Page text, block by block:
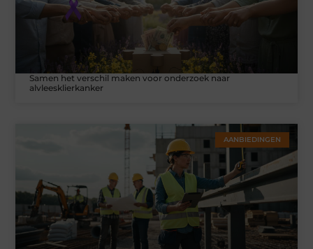
Samen het verschil maken voor onderzoek naar
alvleesklierkanker
AANBIEDINGEN